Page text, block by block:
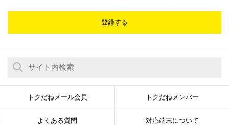
登録する
トクだねメール会員 トクだねメンバー
よくある質問 対応端末について